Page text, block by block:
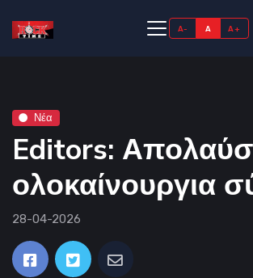
A- A A+
Νέα
Editors:
ολοκαίνουργια
28-04-2026